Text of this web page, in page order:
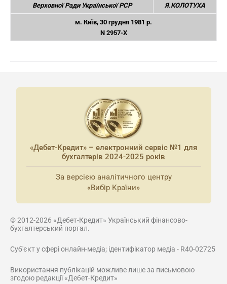
Верховної Ради Української РСР
Я.КОЛОТУХА
м. Київ, 30 грудня 1981 р.
N 2957-X
«Дебет-Кредит» – електронний сервіс №1 для
бухгалтерів 2024-2025 років
За версією аналітичного центру
«Вибір Країни»
© 2012-2026 «Дебет-Кредит» Український фінансово-
бухгалтерський портал.
Суб'єкт у сфері онлайн-медіа; ідентифікатор медіа - R40-02725
Використання публікацій можливе лише за письмовою
згодою редакції «Дебет-Кредит»